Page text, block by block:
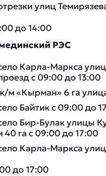
улиц
до 14:00
РЭС
Карла-Маркса
с 09:00 до 13:00
м «Кырман» 6 га
Байтик с 09:00 до
Бир-Булак улицы
40 га с 09:00 до 17:00
Карла-Маркса
до 17:00